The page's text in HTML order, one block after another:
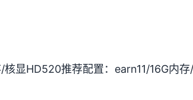
核显HD520​推荐配置​：earn11/16G内